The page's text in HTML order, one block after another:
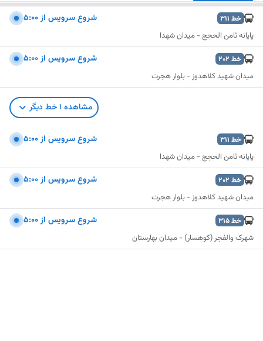
خط 311 شروع سرويس از 5:00
پایانه ثامن الحجج - میدان شهدا
خط 202 شروع سرويس از 5:00
میدان شهید کلاهدوز - بلوار هجرت
مشاهده1خط دیگر
خط 311 شروع سرويس از 5:00
پایانه ثامن الحجج - میدان شهدا
خط 202 شروع سرويس از 5:00
میدان شهید کلاهدوز - بلوار هجرت
خط315 شروع سرويس از 5:00
شهرک والفجر (کوهسار) - میدان بهارستان